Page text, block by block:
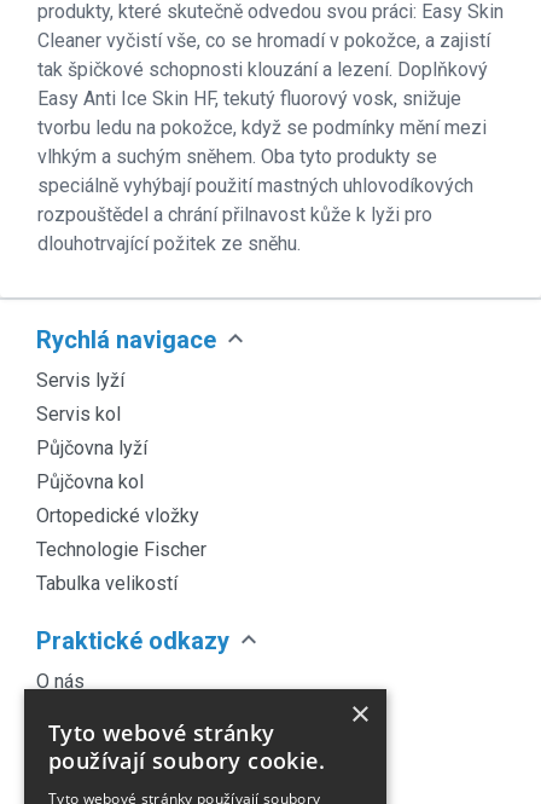
produkty, které skutečně odvedou svou práci: Easy Skin
Cleaner vyčistí vše, co se hromadí v pokožce, a zajistí
tak špičkové schopnosti klouzání a lezení. Doplňkový
Easy Anti Ice Skin HF, tekutý fluorový vosk, snižuje
tvorbu ledu na pokožce, když se podmínky mění mezi
vlhkým a suchým sněhem. Oba tyto produkty se
speciálně vyhýbají použití mastných uhlovodíkových
rozpouštědel a chrání přilnavost kůže k lyži pro
dlouhotrvající požitek ze sněhu.
Rychlá navigace expand_more
Servis lyží
Servis kol
Půjčovna lyží
Půjčovna kol
Ortopedické vložky
Technologie Fischer
Tabulka velikostí
Praktické odkazy expand_more
O nás
Obchodní podmínky
×
Tyto webové stránky
používají soubory cookie.
Tyto webové stránky používají soubory